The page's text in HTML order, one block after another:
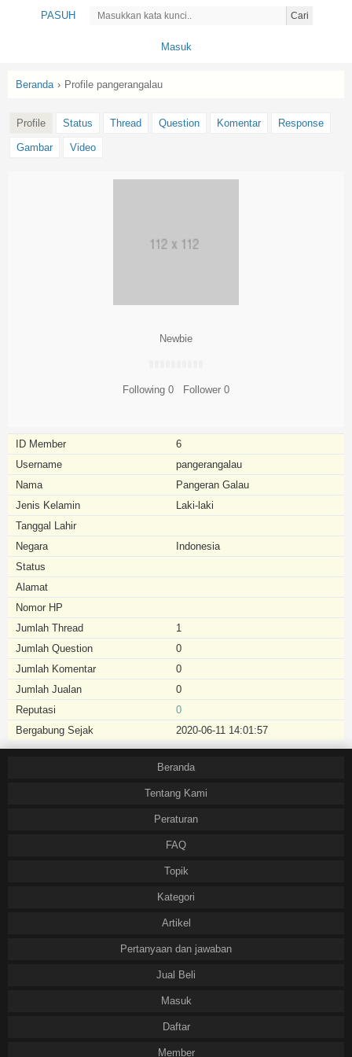
PASUH Cari
Masuk
Beranda › Profile pangerangalau
Profile Status Thread Question Komentar Response
Gambar Video
Newbie
Following 0 Follower 0
ID Member
6
Username
pangerangalau
Nama
Pangeran Galau
Jenis Kelamin
Laki-laki
Tanggal Lahir
Negara
Indonesia
Status
Alamat
Nomor HP
Jumlah Thread
1
Jumlah Question
0
Jumlah Komentar
0
Jumlah Jualan
0
Reputasi
0
Bergabung Sejak
2020-06-11 14:01:57
Beranda
Tentang Kami
Peraturan
FAQ
Topik
Kategori
Artikel
Pertanyaan dan jawaban
Jual Beli
Masuk
Daftar
Member